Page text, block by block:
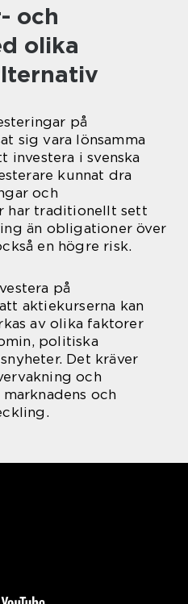
och
olika
på
sig vara lönsamma
investera i svenska
kunnat dra
och
har traditionellt sett
än obligationer över
en högre risk.
på
aktiekurserna kan
av olika faktorer
politiska
Det kräver
och
och